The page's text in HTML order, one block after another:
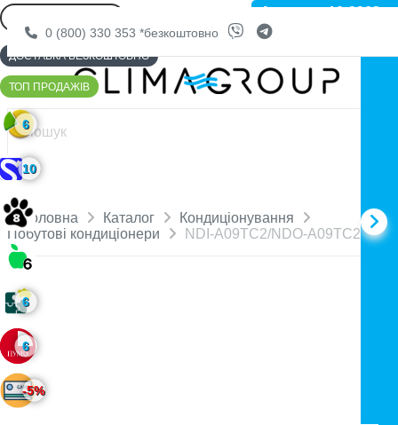
0 (800) 330 353 *безкоштовно
Головна Каталог
Кондиціонування
Побутові кондиціонери
NDI-A09TC2/NDO-A09TC2
Артикул: 10-3963
ДОСТАВКА БЕЗКОШТОВНО
ТОП ПРОДАЖІВ
6
10
6
6
-5%